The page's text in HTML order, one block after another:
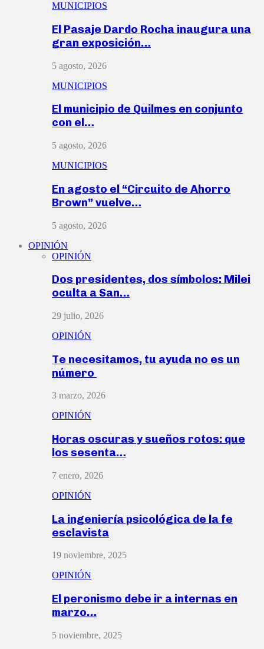
MUNICIPIOS
El Pasaje Dardo Rocha inaugura una
gran exposición…
5 agosto, 2026
MUNICIPIOS
El municipio de Quilmes en conjunto
con el…
5 agosto, 2026
MUNICIPIOS
En agosto el “Circuito de Ahorro
Brown” vuelve…
5 agosto, 2026
OPINIÓN
OPINIÓN
Dos presidentes, dos símbolos: Milei
oculta a San…
29 julio, 2026
OPINIÓN
Te necesitamos, tu ayuda no es un
número
3 marzo, 2026
OPINIÓN
Horas oscuras y sueños rotos: que
los sesenta…
7 enero, 2026
OPINIÓN
La ingeniería psicológica de la fe
esclavista
19 noviembre, 2025
OPINIÓN
El peronismo debe ir a internas en
marzo…
5 noviembre, 2025